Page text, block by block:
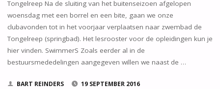
Tongelreep Na de sluiting van het buitenseizoen afgelopen
woensdag met een borrel en een bite, gaan we onze
clubavonden tot in het voorjaar verplaatsen naar zwembad de
Tongelreep (springbad). Het lesrooster voor de opleidingen kun je
hier vinden. SwimmerS Zoals eerder al in de
bestuursmededelingen aangegeven willen we naast de …
BART REINDERS
19 SEPTEMBER 2016